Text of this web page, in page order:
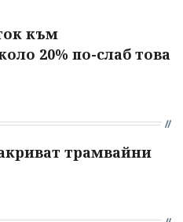
към
20% по-слаб това
трамвайни